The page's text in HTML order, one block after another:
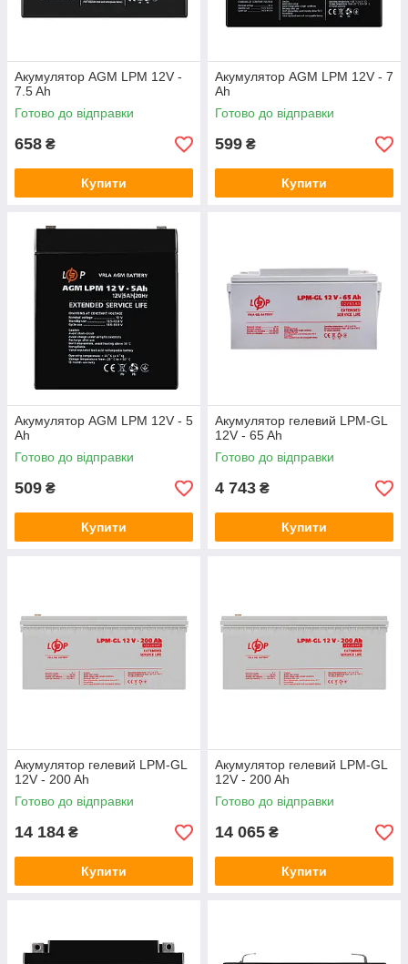
Акумулятор AGM LPM 12V -
7.5 Ah
Готово до відправки
658 ₴
Купити
Акумулятор AGM LPM 12V - 7
Ah
Готово до відправки
599 ₴
Купити
Акумулятор AGM LPM 12V - 5
Ah
Готово до відправки
509 ₴
Купити
Акумулятор гелевий LPM-GL
12V - 65 Ah
Готово до відправки
4 743 ₴
Купити
Акумулятор гелевий LPM-GL
12V - 200 Ah
Готово до відправки
14 184 ₴
Купити
Акумулятор гелевий LPM-GL
12V - 200 Ah
Готово до відправки
14 065 ₴
Купити